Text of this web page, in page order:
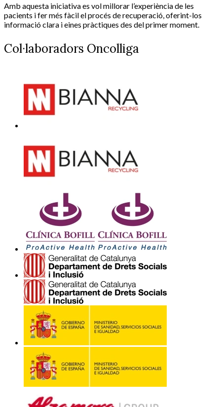
Amb aquesta iniciativa es vol millorar l’experiència de les
pacients i fer més fàcil el procés de recuperació, oferint-los
informació clara i eines pràctiques des del primer moment.
Col·laboradors Oncolliga